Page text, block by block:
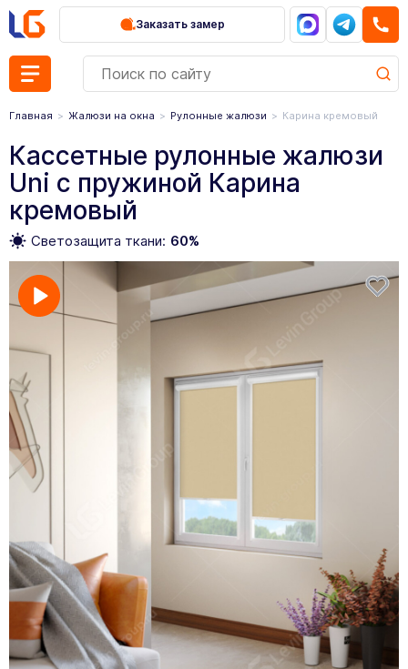
Заказать замер
Главная Жалюзи на окна Рулонные жалюзи Карина кремовый
Кассетные рулонные жалюзи
Uni с пружиной Карина
кремовый
Светозащита ткани: 60%